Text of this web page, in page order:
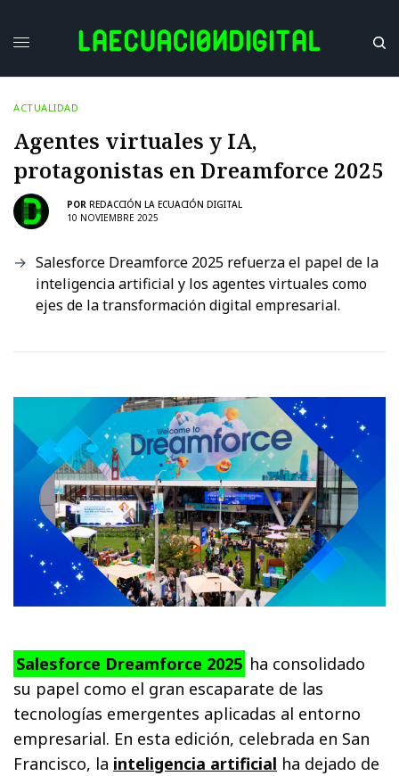
ACTUALIDAD
Agentes virtuales y IA,
protagonistas en Dreamforce 2025
POR REDACCIÓN LA ECUACIÓN DIGITAL
10 NOVIEMBRE 2025
Salesforce Dreamforce 2025 refuerza el papel de la
inteligencia artificial y los agentes virtuales como
ejes de la transformación digital empresarial.
Salesforce Dreamforce 2025 ha consolidado
su papel como el gran escaparate de las
tecnologías emergentes aplicadas al entorno
empresarial. En esta edición, celebrada en San
Francisco, la inteligencia artificial ha dejado de